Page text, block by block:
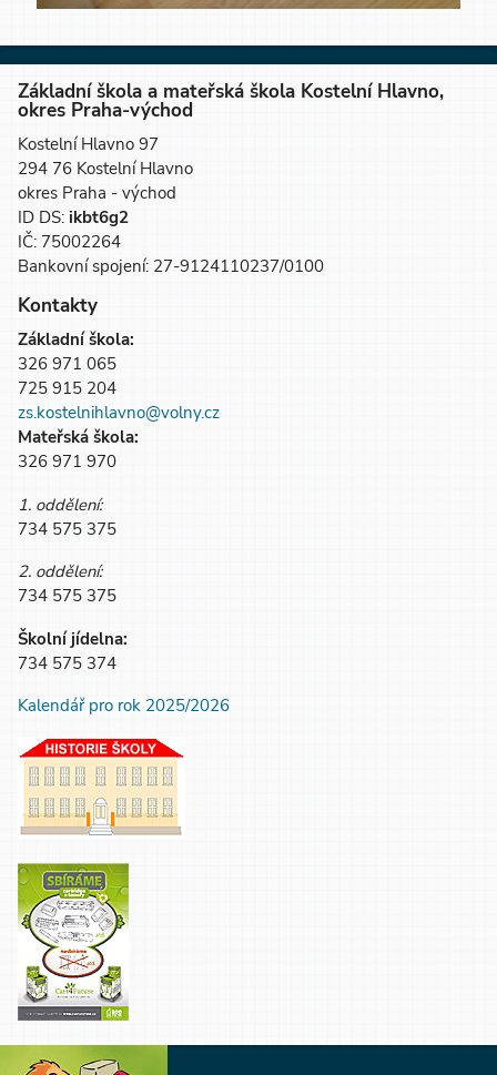
Základní škola a mateřská škola Kostelní Hlavno,
okres Praha-východ
Kostelní Hlavno 97
294 76 Kostelní Hlavno
okres Praha - východ
ID DS:ikbt6g2
IČ: 75002264
Bankovní spojení: 27-9124110237/0100
Kontakty
Základní škola:
326 971 065
725 915 204
zs.kostelnihlavno@volny.cz
Mateřská škola:
326 971 970
1. oddělení:
734 575 375
2. oddělení:
734 575 375
Školní jídelna:
734 575 374
Kalendář pro rok 2025/2026